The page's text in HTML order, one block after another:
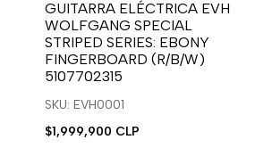
para
usar
la
lista
de
deseos.
para
usar
Compare
GUITARRA ELÉCTRICA EVH
WOLFGANG SPECIAL
STRIPED SERIES: EBONY
FINGERBOARD (R/B/W)
5107702315
SKU: EVH0001
Precio
$1,999,900 CLP